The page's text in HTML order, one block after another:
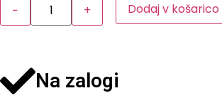
− + Dodaj v košarico
Na zalogi